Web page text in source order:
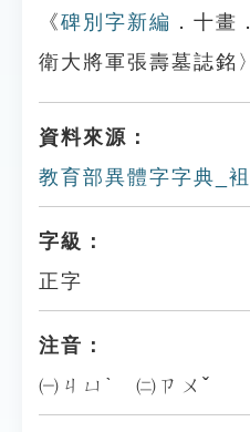
《碑別字新編 ．十畫
衛大將軍張壽墓誌銘
資料來源：
教育部異體字字典_袓
字級：
正字
注音：
㈠ㄐㄩˋ ㈡ㄗㄨˇ